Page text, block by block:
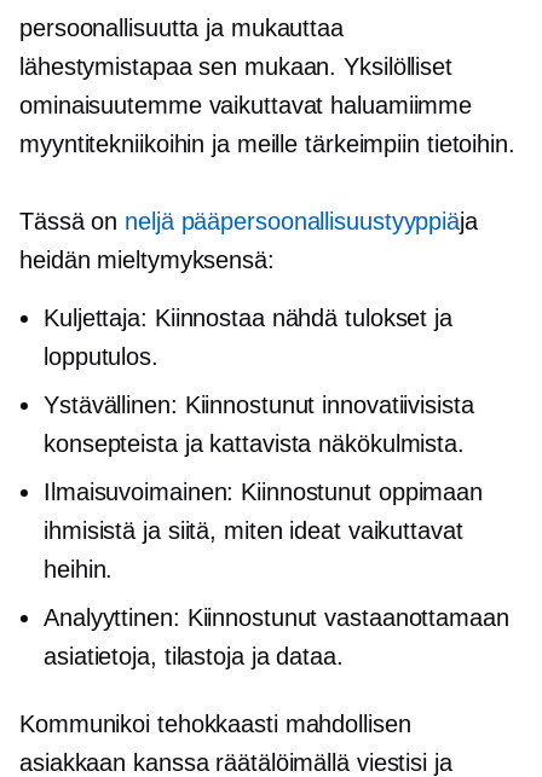
persoonallisuutta ja mukauttaa
lähestymistapaa sen mukaan. Yksilölliset
ominaisuutemme vaikuttavat haluamiimme
myyntitekniikoihin ja meille tärkeimpiin tietoihin.
Tässä on neljä pääpersoonallisuustyyppiäja
heidän mieltymyksensä:
Kuljettaja: Kiinnostaa nähdä tulokset ja
lopputulos.
Ystävällinen: Kiinnostunut innovatiivisista
konsepteista ja kattavista näkökulmista.
Ilmaisuvoimainen: Kiinnostunut oppimaan
ihmisistä ja siitä, miten ideat vaikuttavat
heihin.
Analyyttinen: Kiinnostunut vastaanottamaan
asiatietoja, tilastoja ja dataa.
Kommunikoi tehokkaasti mahdollisen
asiakkaan kanssa räätälöimällä viestisi ja